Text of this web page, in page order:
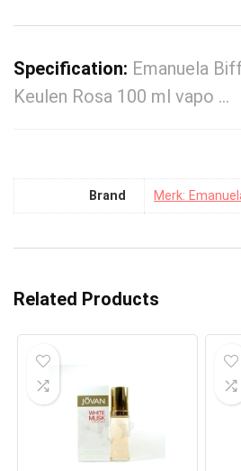
Specification: Emanuela
Keulen Rosa 100 ml vapo …
Brand Merk:
Related Products